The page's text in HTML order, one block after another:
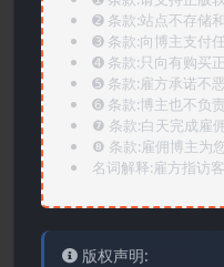
➋️ 条款:站点不存储
➌️ 条款:向博主支付
➍️ 条款:只向有购买
➎ 条款:雇方承诺不
➏️ 条款:博主也不负
❼ 条款:白天完成雇
❽ 条款:雇佣博主为
名词解释:雇方指访
版权声明: